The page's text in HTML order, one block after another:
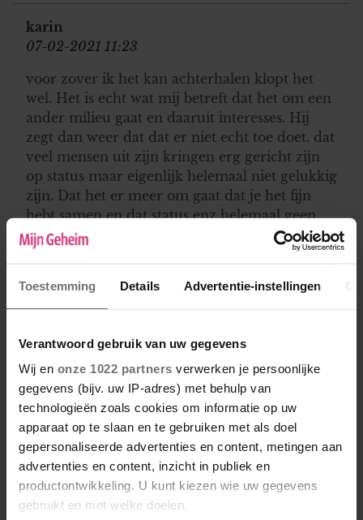
Toestemming Details Advertentie-instellingen
Verantwoord gebruik van uw gegevens
Wij en onze 1022 partners verwerken je persoonlijke
gegevens (bijv. uw IP-adres) met behulp van
technologieën zoals cookies om informatie op uw
apparaat op te slaan en te gebruiken met als doel
gepersonaliseerde advertenties en content, metingen aan
advertenties en content, inzicht in publiek en
productontwikkeling. U kunt kiezen wie uw gegevens
gebruikt en met welke doelen.
karin
07-02-2021 11:23
voor zover ik het kan achterhalen klopt het
wel. Het is echt wat mij betreft dat het om een
ander milieu gaat en daaruit interesses. Hij
zegt dan weer dat dat er niet echt toe doet. dat
veel mensen uit zijn kringen erg gericht zijn
op status maar eigenlijk helemaal niet gelukkig
zijn. Dat het er meer om gaat dat je het fijn
hebt samen en dat status enz helemaal geen
rol speelt.
Karin
07-02-2021 13:38
Maar jij denkt daar anders over begrijp ik?
afkomst kan hij niets doen. Stel dat hij zegt: ik
vind je te eenvoudig zou je het ook niet leuk
vinden.. Als je je niet prettig voelt bij het
contact meteen afsluiten. Dat is je intuïtie,
altijd naar luisteren en lekker verder zoeken
naar iemand die wel bij je past.